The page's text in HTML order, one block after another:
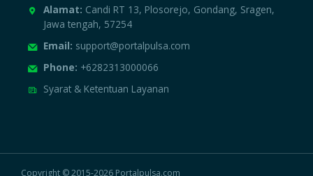
Alamat: Candi RT 13, Plosorejo, Gondang, Sragen,
Jawa tengah, 57254
Email: support@portalpulsa.com
Phone: +6282313000066
Syarat & Ketentuan Layanan
Copyright © 2015-2026 Portalpulsa.com